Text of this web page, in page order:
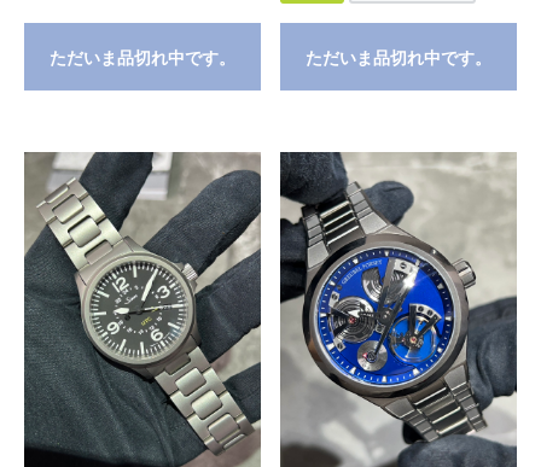
ただいま品切れ中です。 ただいま品切れ中です。